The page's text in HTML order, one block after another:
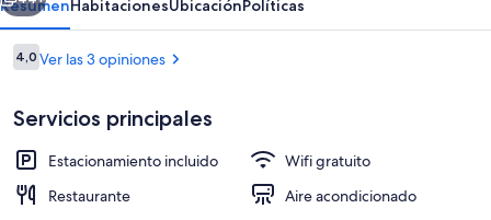
ResumenHabitacionesUbicaciónPolíticas
Opiniones
4,04,0 de 10
Ver las 3 opiniones
Servicios principales
Estacionamiento incluido
Wifi gratuito
Restaurante
Aire acondicionado